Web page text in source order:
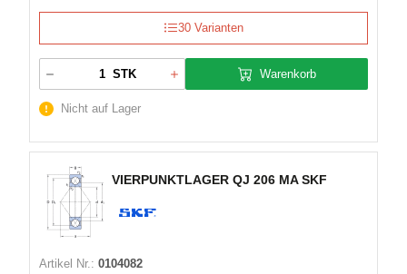
30 Varianten
STK Warenkorb
Nicht auf Lager
VIERPUNKTLAGER QJ 206 MA SKF
Artikel Nr.: 0104082